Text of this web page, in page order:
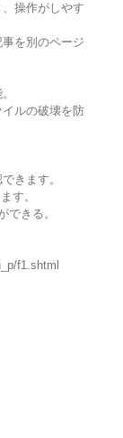
操作がしやす
を別のページ
ルの破壊を防
きます。
す。
できる。
f1.shtml